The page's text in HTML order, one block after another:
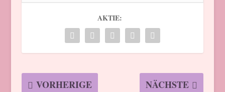
AKTIE:
VORHERIGE NÄCHSTE